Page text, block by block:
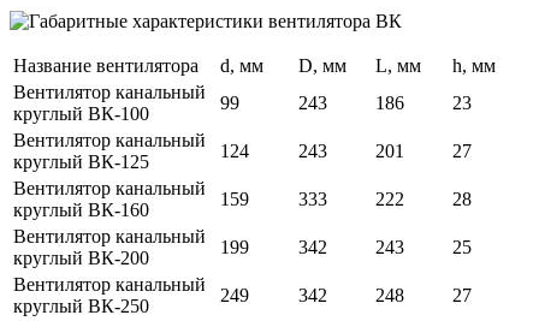
Название вентилятора d, мм D, мм L, мм
h, мм
Вентилятор канальный
круглый ВК-100
99 243 186
23
Вентилятор канальный
круглый ВК-125
124 243 201
27
Вентилятор канальный
круглый ВК-160
159 333 222
28
Вентилятор канальный
круглый ВК-200
199 342 243
25
Вентилятор канальный
круглый ВК-250
249 342 248
27